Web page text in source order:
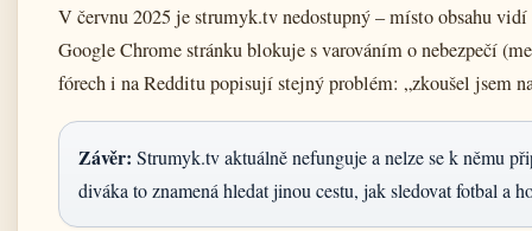
V červnu 2025 je strumyk.tv nedostupný – místo obsahu
Google Chrome stránku blokuje s varováním o nebezpečí
fórech i na Redditu popisují stejný problém: „zkoušel jsem
Závěr: Strumyk.tv aktuálně nefunguje a nelze se k němu
diváka to znamená hledat jinou cestu, jak sledovat fotbal a